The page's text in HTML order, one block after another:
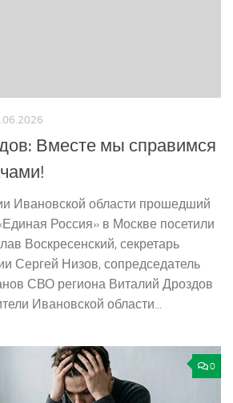
Вместе мы справимся
Ивановской области прошедший
Россия» в Москве посетили
Воскресенский, секретарь
Сергей Низов, сопредседатель
СВО региона Виталий Дроздов
Ивановской области...
0